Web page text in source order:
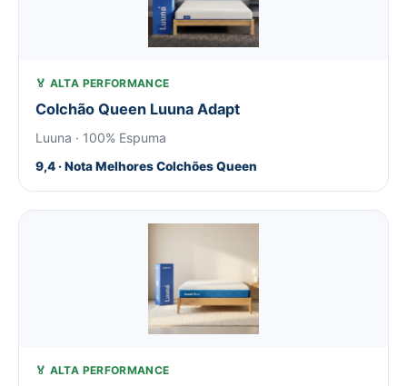
🏅 ALTA PERFORMANCE
Colchão Queen Luuna Adapt
Luuna · 100% Espuma
9,4 · Nota Melhores Colchões Queen
🏅 ALTA PERFORMANCE